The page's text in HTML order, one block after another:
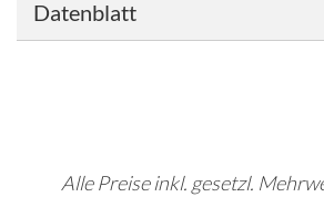
Datenblatt
Alle Preise inkl. gesetzl.